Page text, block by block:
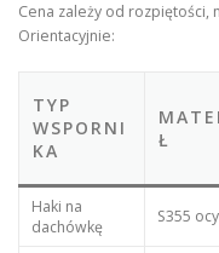
Cena zależy od rozpiętości,
Orientacyjnie:
TYP
WSPORNI
KA
Ł
Haki na
dachówkę
S355